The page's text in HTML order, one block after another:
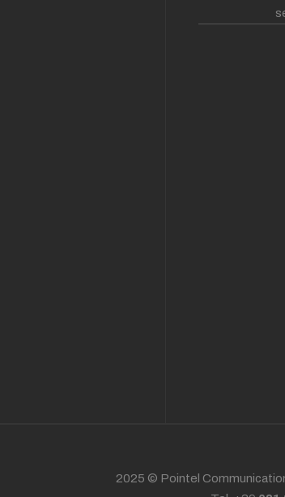
2025 © Pointel